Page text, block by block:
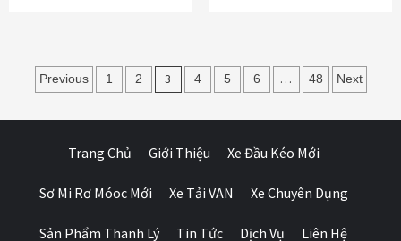
Điều
viết
Previous 1 2 3 4 5 6 … 48 Next
Trang Chủ Giới Thiệu Xe Đầu Kéo Mới
Sơ Mi Rơ Móoc Mới Xe Tải VAN Xe Chuyên Dụng
Sản Phẩm Thanh Lý Tin Tức Dịch Vụ Liên Hệ